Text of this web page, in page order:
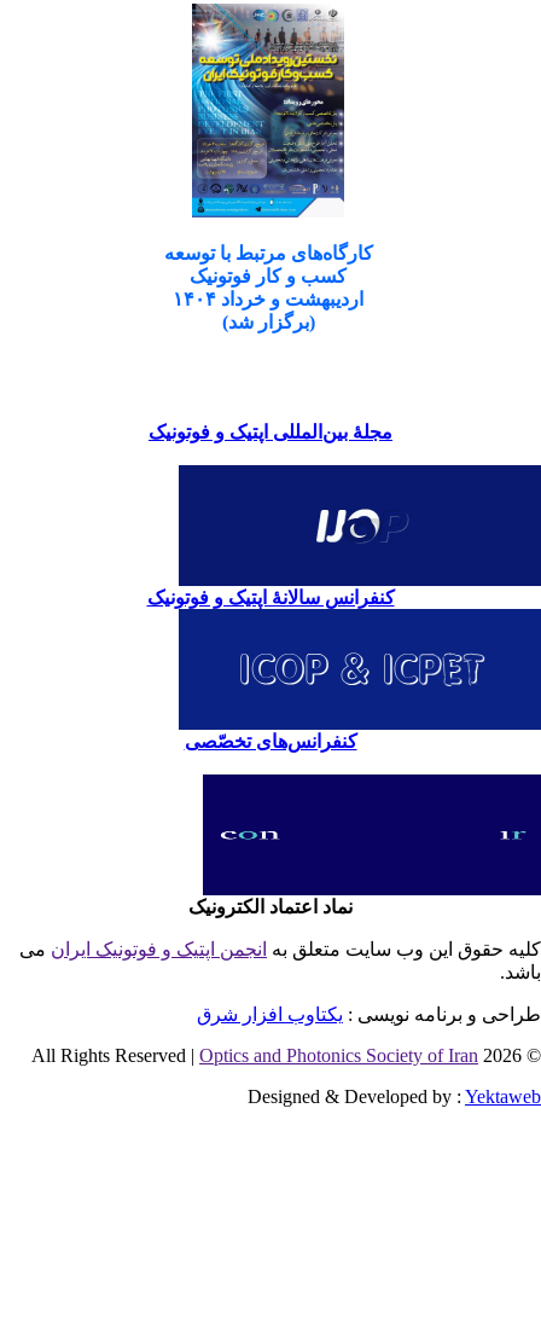
کارگاه‌های مرتبط با توسعه
کسب و کار فوتونیک
اردیبهشت و خرداد ۱۴۰۴
(برگزار شد)
مجلۀ بین‌المللی اپتیک و فوتونیک
کنفرانس سالانۀ اپتیک و فوتونیک
کنفرانس‌های تخصّصی
نماد اعتماد الکترونیک
حقوق این وب سایت متعلق بهانجمن اپتیک و فوتونیک ایران می
و برنامه نویسی : یکتاوب افزار شرق
©
Optics and Photonics Society of Iran
Designed & Developed by :